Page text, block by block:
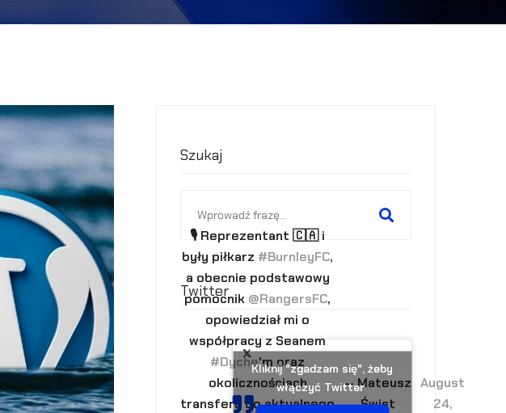
Szukaj
Twitter
🎙 Reprezentant 🇨🇦 i
były piłkarz #BurnleyFC,
a obecnie podstawowy
pomocnik @RangersFC,
opowiedział mi o
współpracy z Seanem
#Dyche'm oraz
okolicznościach
transferu do aktualnego
— Mateusz
Świst
August
24,
Kliknij "zgadzam się", żeby
włączyć Twitter